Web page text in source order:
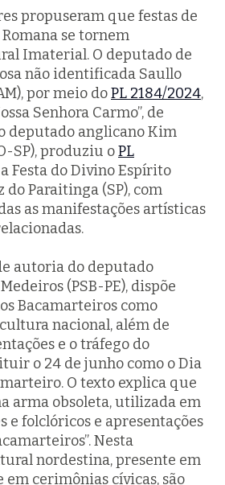
propuseram que festas de
se tornem
Imaterial. O deputado de
não identificada Saullo
por meio doPL 2184/2024,
Senhora Carmo”, de
deputado anglicano Kim
SP), produziu oPL
Festa do Divino Espírito
do Paraitinga (SP), com
as manifestações artísticas
autoria do deputado
(PSB-PE), dispõe
Bacamarteiros como
nacional, além de
e o tráfego do
o 24 de junho como o Dia
O texto explica que
arma obsoleta, utilizada em
e folclóricos e apresentações
Nesta
nordestina, presente em
em cerimônias cívicas, são